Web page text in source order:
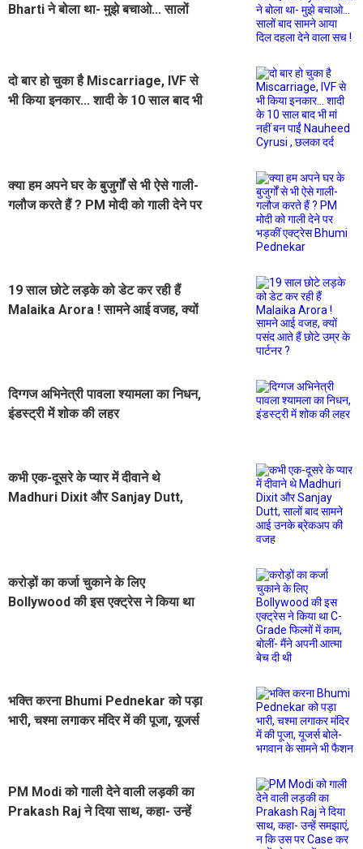
Bharti ने बोला था- मुझे बचाओ... सालों
दो बार हो चुका है Miscarriage, IVF से
भी किया इनकार... शादी के 10 साल बाद भी
क्या हम अपने घर के बुजुर्गों से भी ऐसे गाली-
गलौज करते हैं ? PM मोदी को गाली देने पर
19 साल छोटे लड़के को डेट कर रही हैं
Malaika Arora ! सामने आई वजह, क्यों
दिग्गज अभिनेत्री पावला श्यामला का निधन,
इंडस्ट्री में शोक की लहर
कभी एक-दूसरे के प्यार में दीवाने थे
Madhuri Dixit और Sanjay Dutt,
करोड़ों का कर्जा चुकाने के लिए
Bollywood की इस एक्ट्रेस ने किया था
भक्ति करना Bhumi Pednekar को पड़ा
भारी, चश्मा लगाकर मंदिर में की पूजा, यूजर्स
PM Modi को गाली देने वाली लड़की का
Prakash Raj ने दिया साथ, कहा- उन्हें